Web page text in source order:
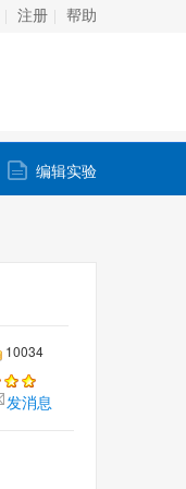
注册 帮助
编辑实验
10034
发消息